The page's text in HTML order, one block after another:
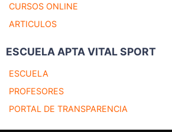
CURSOS ONLINE
ARTICULOS
ESCUELA APTA VITAL SPORT
ESCUELA
PROFESORES
PORTAL DE TRANSPARENCIA